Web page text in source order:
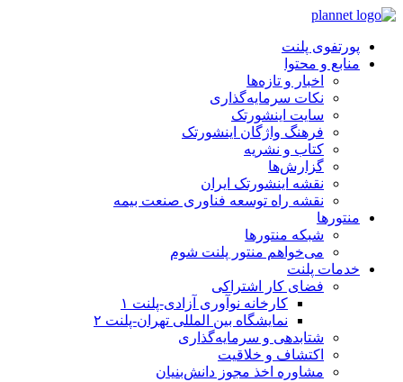
پرش
محتوا
پورتفوی پلنت
منابع و محتوا
اخبار و تازه‌ها
نکات سرمایه‌گذاری
سایت اینشورتک
فرهنگ واژگان اینشورتک
کتاب و نشریه
گزارش‌ها
نقشه اینشورتک ایران
نقشه راه توسعه فناوری صنعت بیمه
منتورها
شبکه منتورها
می‌خواهم منتور پلنت شوم
خدمات پلنت
فضای کار اشتراکی
کارخانه نوآوری آزادی-پلنت ۱
نمایشگاه بین المللی تهران-پلنت ۲
شتابدهی و سرمایه‌گذاری
اکتشاف و خلاقیت
مشاوره اخذ مجوز دانش‌بنیان